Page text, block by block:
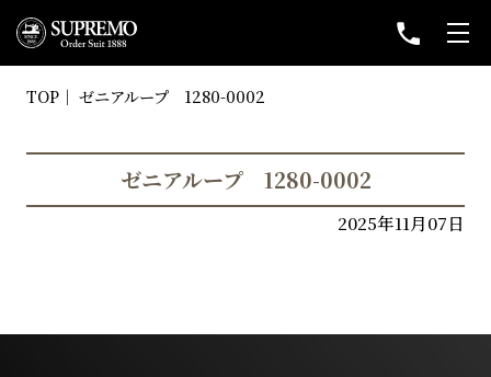
TOP ゼニアループ 1280-0002
ゼニアループ 1280-0002
2025年11月07日